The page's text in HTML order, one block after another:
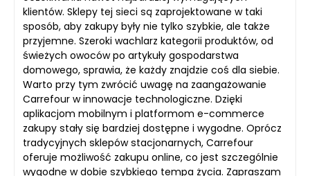
klientów. Sklepy tej sieci są zaprojektowane w taki
sposób, aby zakupy były nie tylko szybkie, ale także
przyjemne. Szeroki wachlarz kategorii produktów, od
świeżych owoców po artykuły gospodarstwa
domowego, sprawia, że każdy znajdzie coś dla siebie.
Warto przy tym zwrócić uwagę na zaangażowanie
Carrefour w innowacje technologiczne. Dzięki
aplikacjom mobilnym i platformom e-commerce
zakupy stały się bardziej dostępne i wygodne. Oprócz
tradycyjnych sklepów stacjonarnych, Carrefour
oferuje możliwość zakupu online, co jest szczególnie
wygodne w dobie szybkiego tempa życia. Zapraszam